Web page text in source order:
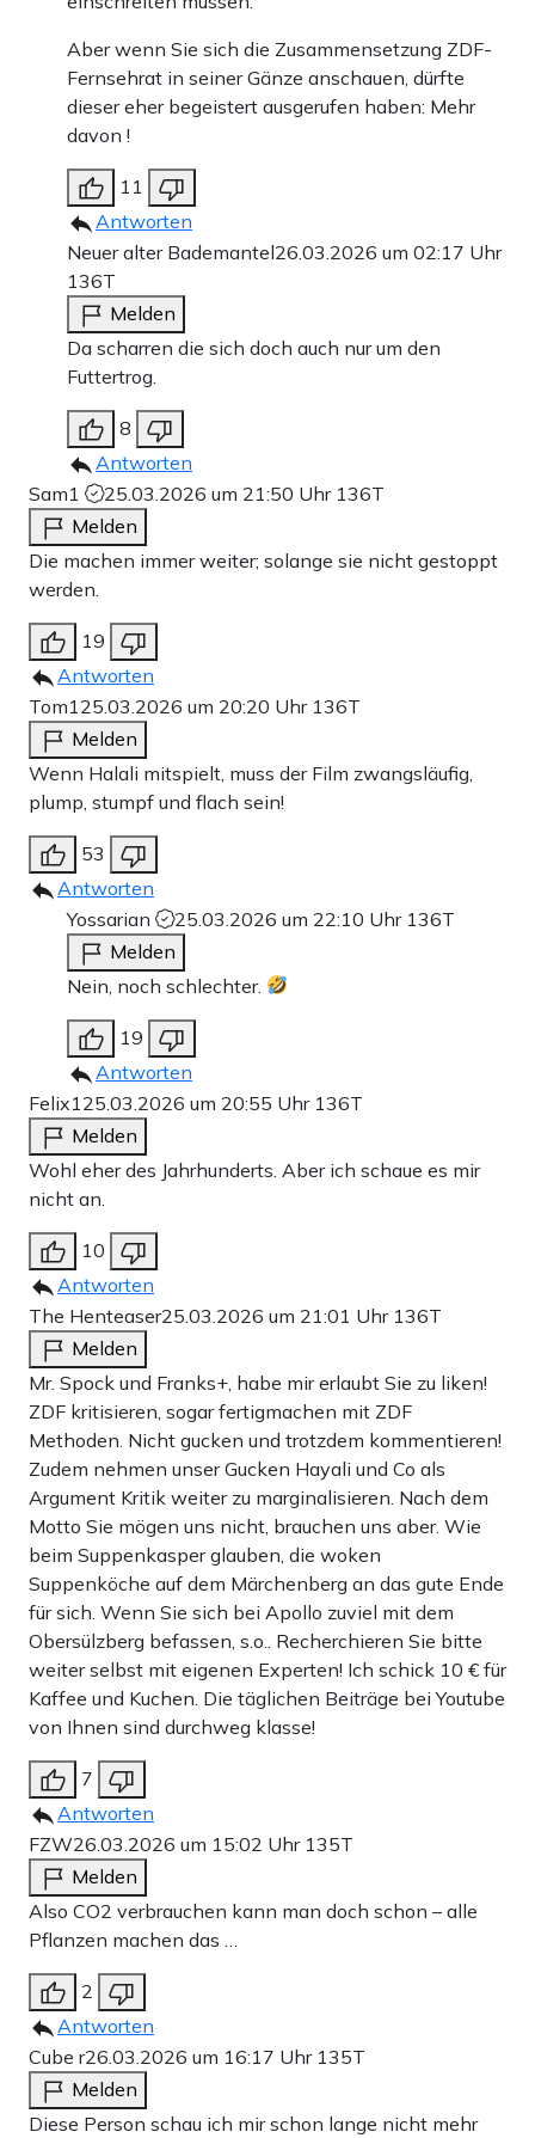
Aber wenn Sie sich die Zusammensetzung ZDF-
Fernsehrat in seiner Gänze anschauen, dürfte
dieser eher begeistert ausgerufen haben: Mehr
davon !
11
Antworten
Neuer alter Bademantel26.03.2026 um 02:17 Uhr
136T
Melden
Da scharren die sich doch auch nur um den
Futtertrog.
8
Antworten
Sam1
25.03.2026 um 21:50 Uhr 136T
Melden
Die machen immer weiter; solange sie nicht gestoppt
werden.
19
Antworten
Tom125.03.2026 um 20:20 Uhr 136T
Melden
Wenn Halali mitspielt, muss der Film zwangsläufig,
plump, stumpf und flach sein!
53
Antworten
Yossarian
25.03.2026 um 22:10 Uhr 136T
Melden
Nein, noch schlechter.
19
Antworten
Felix125.03.2026 um 20:55 Uhr 136T
Melden
Wohl eher des Jahrhunderts. Aber ich schaue es mir
nicht an.
10
Antworten
The Henteaser25.03.2026 um 21:01 Uhr 136T
Melden
Mr. Spock und Franks+, habe mir erlaubt Sie zu liken!
ZDF kritisieren, sogar fertigmachen mit ZDF
Methoden. Nicht gucken und trotzdem kommentieren!
Zudem nehmen unser Gucken Hayali und Co als
Argument Kritik weiter zu marginalisieren. Nach dem
Motto Sie mögen uns nicht, brauchen uns aber. Wie
beim Suppenkasper glauben, die woken
Suppenköche auf dem Märchenberg an das gute Ende
für sich. Wenn Sie sich bei Apollo zuviel mit dem
Obersülzberg befassen, s.o.. Recherchieren Sie bitte
weiter selbst mit eigenen Experten! Ich schick 10 € für
Kaffee und Kuchen. Die täglichen Beiträge bei Youtube
von Ihnen sind durchweg klasse!
7
Antworten
FZW26.03.2026 um 15:02 Uhr 135T
Melden
Also CO2 verbrauchen kann man doch schon – alle
Pflanzen machen das …
2
Antworten
Cube r26.03.2026 um 16:17 Uhr 135T
Melden
Diese Person schau ich mir schon lange nicht mehr